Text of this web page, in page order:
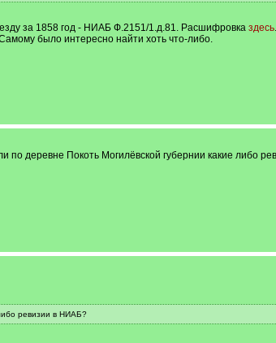
за 1858 год - НИАБ Ф.2151/1.д.81. Расшифровка здесь.
было интересно найти хоть что-либо.
по деревне Покоть Могилёвской губернии какие либо
ревизии в НИАБ?